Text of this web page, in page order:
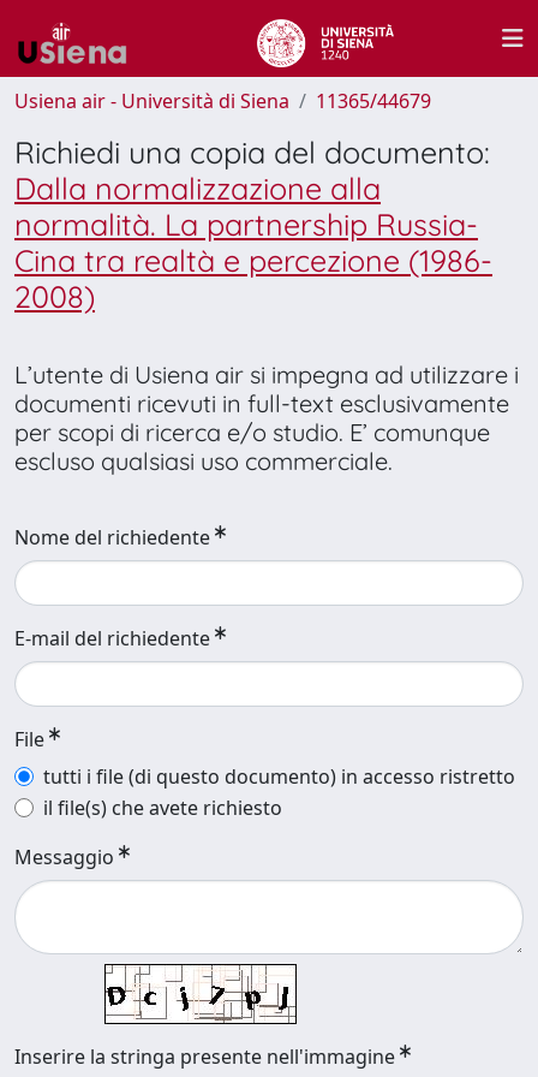
Usiena air - Università di Siena 11365/44679
Richiedi una copia del documento:
Dalla normalizzazione alla
normalità. La partnership Russia-
Cina tra realtà e percezione (1986-
2008)
L’utente di Usiena air si impegna ad utilizzare i
documenti ricevuti in full-text esclusivamente
per scopi di ricerca e/o studio. E’ comunque
escluso qualsiasi uso commerciale.
Nome del richiedente
E-mail del richiedente
File
tutti i file (di questo documento) in accesso ristretto
il file(s) che avete richiesto
Messaggio
Inserire la stringa presente nell'immagine